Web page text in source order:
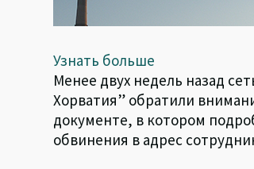
Узнать больше
Менее двух недель назад
Хорватия” обратили
документе, в котором
обвинения в адрес